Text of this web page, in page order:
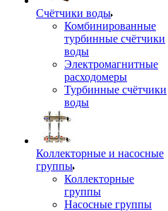
Счётчики воды
Комбинированные
турбинные счётчики
воды
Электромагнитные
расходомеры
Турбинные счётчики
воды
Коллекторные и насосные
группы
Коллекторные
группы
Насосные группы